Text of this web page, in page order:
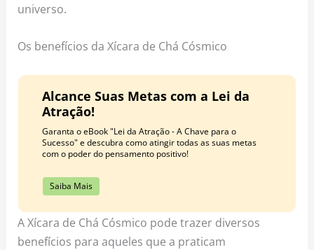
universo.
Os benefícios da Xícara de Chá Cósmico
Alcance Suas Metas com a Lei da
Atração!
Garanta o eBook "Lei da Atração - A Chave para o
Sucesso" e descubra como atingir todas as suas metas
com o poder do pensamento positivo!
Saiba Mais
A Xícara de Chá Cósmico pode trazer diversos
benefícios para aqueles que a praticam